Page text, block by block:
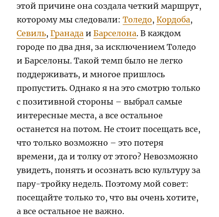
этой причине она создала четкий маршрут,
которому мы следовали:Толедо,Кордоба,
Севиль,Гранада иБарселона. В каждом
городе по два дня, за исключением Толедо
и Барселоны. Такой темп было не легко
поддерживать, и многое пришлось
пропустить. Однако я на это смотрю только
с позитивной стороны – выбрал самые
интересные места, а все остальное
останется на потом. Не стоит посещать все,
что только возможно – это потеря
времени, да и толку от этого? Невозможно
увидеть, понять и осознать всю культуру за
пару-тройку недель. Поэтому мой совет:
посещайте только то, что вы очень хотите,
а все остальное не важно.